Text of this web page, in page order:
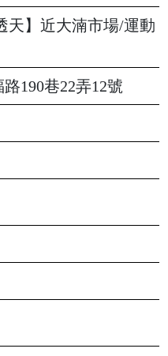
天】近大湳市場/運動
190巷22弄12號